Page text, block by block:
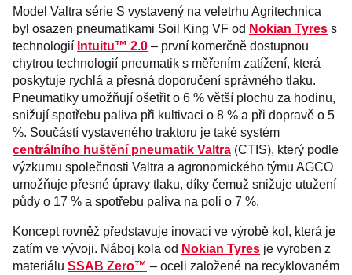
Model Valtra série S vystavený na veletrhu Agritechnica
byl osazen pneumatikami Soil King VF od Nokian Tyres s
technologií Intuitu™ 2.0 – první komerčně dostupnou
chytrou technologií pneumatik s měřením zatížení, která
poskytuje rychlá a přesná doporučení správného tlaku.
Pneumatiky umožňují ošetřit o 6 % větší plochu za hodinu,
snižují spotřebu paliva při kultivaci o 8 % a při dopravě o 5
%. Součástí vystaveného traktoru je také systém
centrálního huštění pneumatik Valtra (CTIS), který podle
výzkumu společnosti Valtra a agronomického týmu AGCO
umožňuje přesné úpravy tlaku, díky čemuž snižuje utužení
půdy o 17 % a spotřebu paliva na poli o 7 %.
Koncept rovněž představuje inovaci ve výrobě kol, která je
zatím ve vývoji. Náboj kola od Nokian Tyres je vyroben z
materiálu SSAB Zero™ – oceli založené na recyklovaném